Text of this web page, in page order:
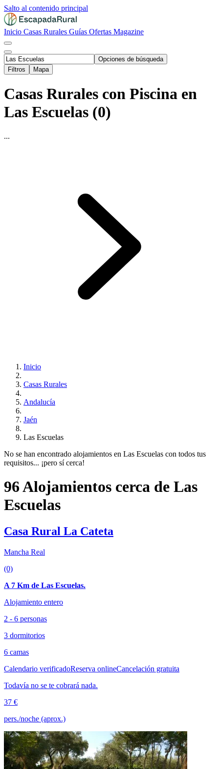
Salto al contenido principal
Inicio Casas Rurales Guías Ofertas Magazine
Opciones de búsqueda
Filtros
Mapa
Casas Rurales con Piscina en
Las Escuelas (0)
...
Inicio
Casas Rurales
Andalucía
Jaén
Las Escuelas
No se han encontrado alojamientos en Las Escuelas con todos tus
requisitos... ¡pero sí cerca!
96 Alojamientos cerca de Las
Escuelas
Casa Rural La Cateta
Mancha Real
(0)
A 7 Km de Las Escuelas.
Alojamiento entero
2 - 6 personas
3 dormitorios
6 camas
Calendario verificadoReserva onlineCancelación gratuita
Todavía no se te cobrará nada.
37 €
pers./noche (aprox.)